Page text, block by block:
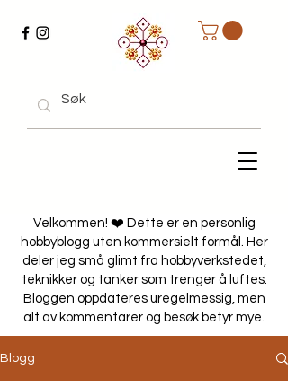
Velkommen! ❤️ Dette er en personlig
hobbyblogg uten kommersielt formål. Her
deler jeg små glimt fra hobbyverkstedet,
teknikker og tanker som trenger å luftes.
Bloggen oppdateres uregelmessig, men
alt av kommentarer og besøk betyr mye.
Blogg